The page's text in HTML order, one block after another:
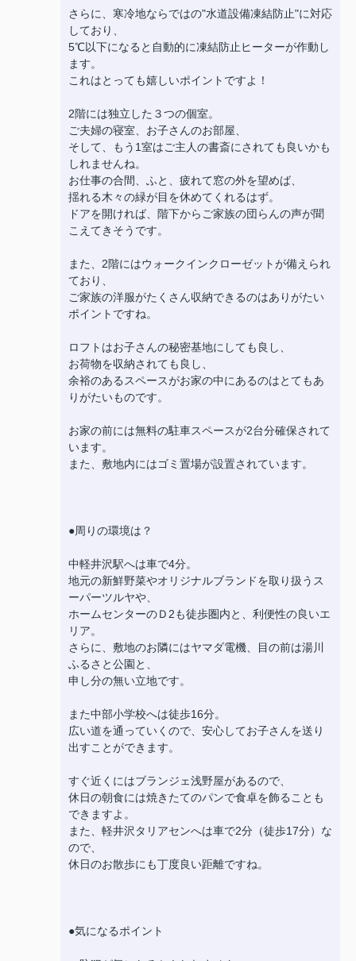
さらに、寒冷地ならではの"水道設備凍結防止"に対応
しており、
5℃以下になると自動的に凍結防止ヒーターが作動し
ます。
これはとっても嬉しいポイントですよ！
2階には独立した３つの個室。
ご夫婦の寝室、お子さんのお部屋、
そして、もう1室はご主人の書斎にされても良いかも
しれませんね。
お仕事の合間、ふと、疲れて窓の外を望めば、
揺れる木々の緑が目を休めてくれるはず。
ドアを開ければ、階下からご家族の団らんの声が聞
こえてきそうです。
また、2階にはウォークインクローゼットが備えられ
ており、
ご家族の洋服がたくさん収納できるのはありがたい
ポイントですね。
ロフトはお子さんの秘密基地にしても良し、
お荷物を収納されても良し、
余裕のあるスペースがお家の中にあるのはとてもあ
りがたいものです。
お家の前には無料の駐車スペースが2台分確保されて
います。
また、敷地内にはゴミ置場が設置されています。
●周りの環境は？
中軽井沢駅へは車で4分。
地元の新鮮野菜やオリジナルブランドを取り扱うス
ーパーツルヤや、
ホームセンターのＤ2も徒歩圏内と、利便性の良いエ
リア。
さらに、敷地のお隣にはヤマダ電機、目の前は湯川
ふるさと公園と、
申し分の無い立地です。
また中部小学校へは徒歩16分。
広い道を通っていくので、安心してお子さんを送り
出すことができます。
すぐ近くにはブランジェ浅野屋があるので、
休日の朝食には焼きたてのパンで食卓を飾ることも
できますよ。
また、軽井沢タリアセンへは車で2分（徒歩17分）な
ので、
休日のお散歩にも丁度良い距離ですね。
●気になるポイント